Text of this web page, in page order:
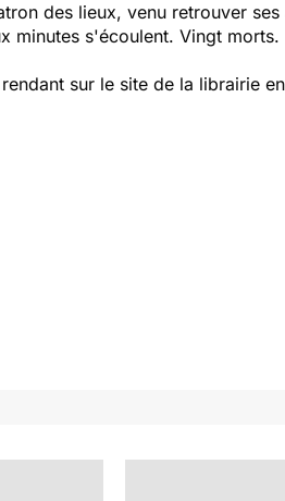
des lieux, venu retrouver ses
minutes s'écoulent. Vingt morts.
sur le site de la librairie